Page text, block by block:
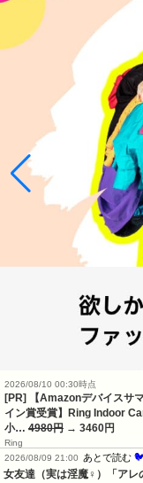
2026/08/10 00:30時点
[PR] 【Amazonデバイスサ
イン賞受賞】Ring Indoor
小… 4980円 → 3460円
Ring
2026/08/09 21:00
あとで読む
女友達（実は淫魔♀）「ア